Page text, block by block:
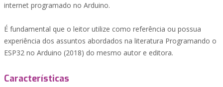
internet programado no Arduino.
É fundamental que o leitor utilize como referência ou possua
experiência dos assuntos abordados na literatura Programando o
ESP32 no Arduino (2018) do mesmo autor e editora.
Características